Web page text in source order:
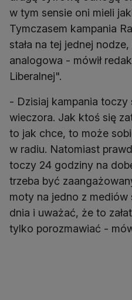
w tym sensie oni mieli
Tymczasem kampania
stała na tej jednej
analogowa - mówił
Liberalnej".
- Dzisiaj kampania toczy
wieczora. Jak ktoś się
to jak chce, to może
w radiu. Natomiast
toczy 24 godziny na
trzeba być
moty na jedno z mediów
dnia i uważać, że to
tylko porozmawiać -